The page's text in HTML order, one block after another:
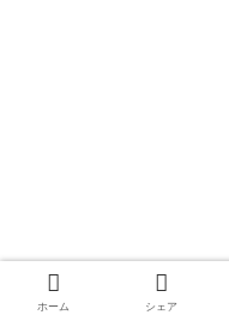
ホーム シェア